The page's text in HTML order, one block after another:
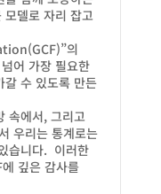
모델로 자리 잡고
의
어 가장 필요한
갈 수 있도록 만든
속에서, 그리고
우리는 통계로는
습니다. 이러한
깊은 감사를